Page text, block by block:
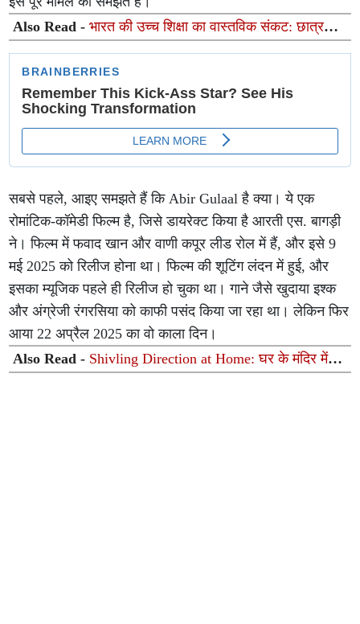
Also Read -भारत की उच्च शिक्षा का वास्तविक संकट: छात्र
नामांकित हैं, लेकिन मानसिक रूप से अनुपस्थित
सबसे पहले, आइए समझते हैं कि Abir Gulaal है क्या। ये एक
रोमांटिक-कॉमेडी फिल्म है, जिसे डायरेक्ट किया है आरती एस. बागड़ी
ने। फिल्म में फवाद खान और वाणी कपूर लीड रोल में हैं, और इसे 9
मई 2025 को रिलीज होना था। फिल्म की शूटिंग लंदन में हुई, और
इसका म्यूजिक पहले ही रिलीज हो चुका था। गाने जैसे खुदाया इश्क
और अंग्रेजी रंगरसिया को काफी पसंद किया जा रहा था। लेकिन फिर
आया 22 अप्रैल 2025 का वो काला दिन।
Also Read - Shivling Direction at Home: घर के मंदिर में
शिवलिंग किस दिशा में रखें? जानें जलाधारी का सही रुख और पूजन